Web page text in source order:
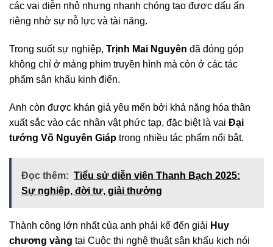
các vai diễn nhỏ nhưng nhanh chóng tạo được dấu ấn
riêng nhờ sự nỗ lực và tài năng.
Trong suốt sự nghiệp, Trịnh Mai Nguyên đã đóng góp
không chỉ ở mảng phim truyền hình mà còn ở các tác
phẩm sân khấu kinh điển.
Anh còn được khán giả yêu mến bởi khả năng hóa thân
xuất sắc vào các nhân vật phức tạp, đặc biệt là vai Đại
tướng Võ Nguyên Giáp trong nhiều tác phẩm nổi bật.
Đọc thêm: Tiểu sử diễn viên Thanh Bạch 2025:
Sự nghiệp, đời tư, giải thưởng
Thành công lớn nhất của anh phải kể đến giải Huy
chương vàng tại Cuộc thi nghệ thuật sân khấu kịch nói